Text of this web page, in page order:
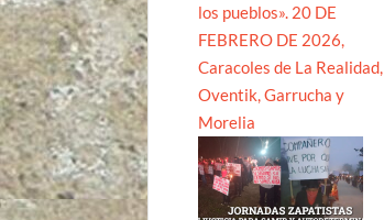
los pueblos». 20 DE
FEBRERO DE 2026,
Caracoles de La Realidad,
Oventik, Garrucha y
Morelia